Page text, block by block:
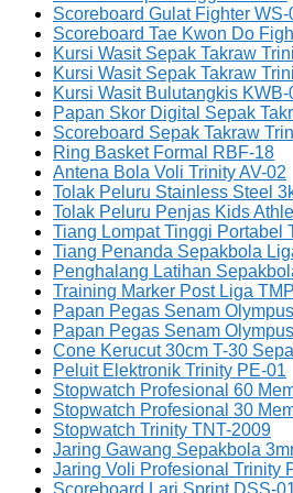
Scoreboard Gulat Fighter WS-
Scoreboard Tae Kwon Do
Kursi Wasit Sepak Takraw
Kursi Wasit Sepak Takraw
Kursi Wasit Bulutangkis KWB-
Papan Skor Digital Sepak
Scoreboard Sepak Takraw
Ring Basket Formal RBF-18
Antena Bola Voli Trinity AV-02
Tolak Peluru Stainless Steel
Tolak Peluru Penjas Kids
Tiang Lompat Tinggi Portabel
Tiang Penanda Sepakbola
Penghalang Latihan
Training Marker Post Liga
Papan Pegas Senam
Papan Pegas Senam
Cone Kerucut 30cm T-30
Peluit Elektronik Trinity PE-01
Stopwatch Profesional 60
Stopwatch Profesional 30
Stopwatch Trinity TNT-2009
Jaring Gawang Sepakbola
Jaring Voli Profesional Trinity
Scoreboard Lari Sprint DSS-